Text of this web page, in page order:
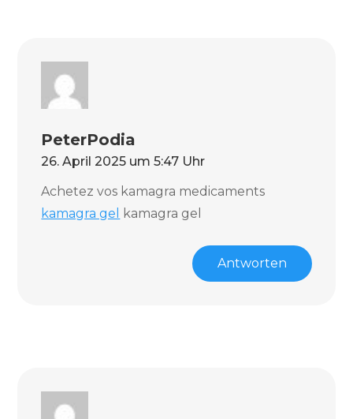
PeterPodia
26. April 2025 um 5:47 Uhr
Achetez vos kamagra medicaments
kamagra gel
kamagra gel
Antworten